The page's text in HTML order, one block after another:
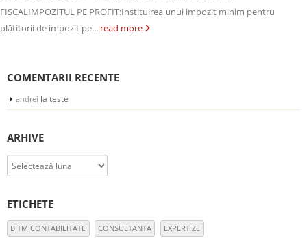
FISCALIMPOZITUL PE PROFIT:Instituirea unui impozit minim pentru
plătitorii de impozit pe... read more
COMENTARII RECENTE
andrei la teste
ARHIVE
Arhive
ETICHETE
BITM CONTABILITATE CONSULTANTA EXPERTIZE